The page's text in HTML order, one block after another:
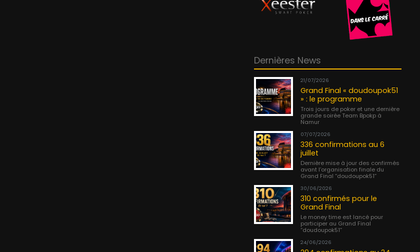
Dernières News
21/07/2026
Grand Final « doudoupok51
» : le programme
Trois jours de poker et une dernière
grande soirée Team Bpokp à
Namur
07/07/2026
336 confirmations au 6
juillet
Dernière mise à jour des confirmés
avant l’organisation finale du
Grand Final “doudoupok51”
30/06/2026
310 confirmés pour le
Grand Final
Le money time est lancé pour
participer au Grand Final
“doudoupok51”
24/06/2026